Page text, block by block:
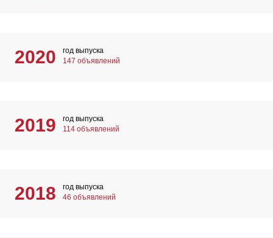
2020
год выпуска
147 объявлений
2019
год выпуска
114 объявлений
2018
год выпуска
46 объявлений